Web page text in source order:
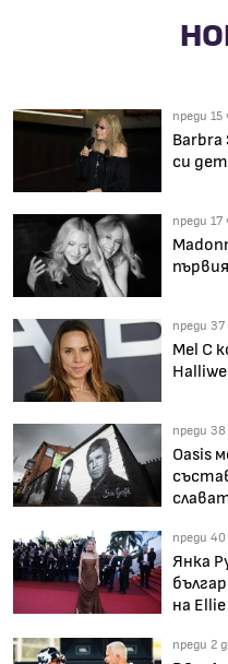
преди 15
Barbra
си
преди 17
преди 37
Mel C
преди 38
Oasis
преди 40
Янка
на
преди 2